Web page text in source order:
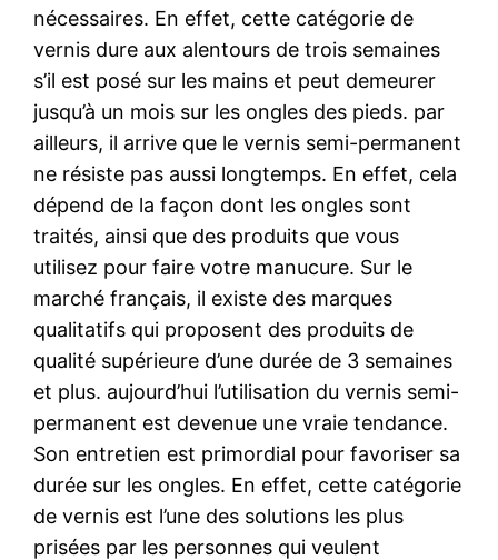
nécessaires. En effet, cette catégorie de
vernis dure aux alentours de trois semaines
s’il est posé sur les mains et peut demeurer
jusqu’à un mois sur les ongles des pieds. par
ailleurs, il arrive que le vernis semi-permanent
ne résiste pas aussi longtemps. En effet, cela
dépend de la façon dont les ongles sont
traités, ainsi que des produits que vous
utilisez pour faire votre manucure. Sur le
marché français, il existe des marques
qualitatifs qui proposent des produits de
qualité supérieure d’une durée de 3 semaines
et plus. aujourd’hui l’utilisation du vernis semi-
permanent est devenue une vraie tendance.
Son entretien est primordial pour favoriser sa
durée sur les ongles. En effet, cette catégorie
de vernis est l’une des solutions les plus
prisées par les personnes qui veulent